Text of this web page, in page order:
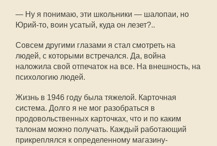
— Ну я понимаю, эти школьники — шалопаи, но
Юрий-то, воин усатый, куда он лезет?..
Совсем другими глазами я стал смотреть на
людей, с которыми встречался. Да, война
наложила свой отпечаток на все. На внешность, на
психологию людей.
Жизнь в 1946 году была тяжелой. Карточная
система. Долго я не мог разобраться в
продовольственных карточках, что и по каким
талонам можно получать. Каждый работающий
прикреплялся к определенному магазину-